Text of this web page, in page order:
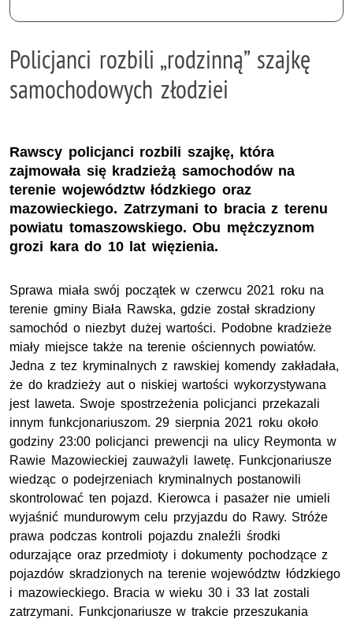
Policjanci rozbili „rodzinną” szajkę
samochodowych złodziei
Rawscy policjanci rozbili szajkę, która
zajmowała się kradzieżą samochodów na
terenie województw łódzkiego oraz
mazowieckiego. Zatrzymani to bracia z terenu
powiatu tomaszowskiego. Obu mężczyznom
grozi kara do 10 lat więzienia.
Sprawa miała swój początek w czerwcu 2021 roku na
terenie gminy Biała Rawska, gdzie został skradziony
samochód o niezbyt dużej wartości. Podobne kradzieże
miały miejsce także na terenie ościennych powiatów.
Jedna z tez kryminalnych z rawskiej komendy zakładała,
że do kradzieży aut o niskiej wartości wykorzystywana
jest laweta. Swoje spostrzeżenia policjanci przekazali
innym funkcjonariuszom. 29 sierpnia 2021 roku około
godziny 23:00 policjanci prewencji na ulicy Reymonta w
Rawie Mazowieckiej zauważyli lawetę. Funkcjonariusze
wiedząc o podejrzeniach kryminalnych postanowili
skontrolować ten pojazd. Kierowca i pasażer nie umieli
wyjaśnić mundurowym celu przyjazdu do Rawy. Stróże
prawa podczas kontroli pojazdu znaleźli środki
odurzające oraz przedmioty i dokumenty pochodzące z
pojazdów skradzionych na terenie województw łódzkiego
i mazowieckiego. Bracia w wieku 30 i 33 lat zostali
zatrzymani. Funkcjonariusze w trakcie przeszukania